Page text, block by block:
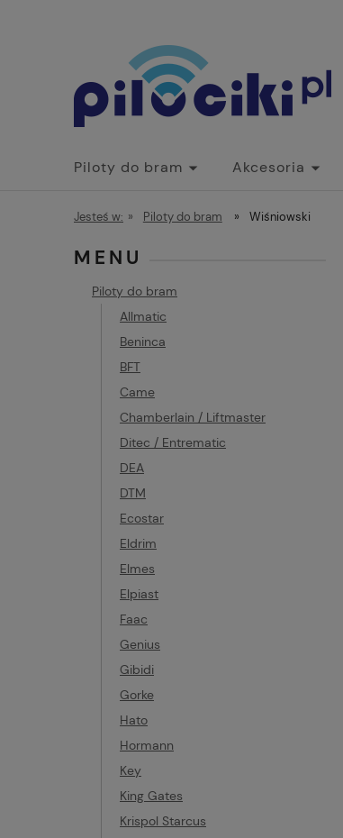
Piloty do bram Akcesoria
Jesteś w: » Piloty do bram » Wiśniowski
MENU
Piloty do bram
Allmatic
Beninca
BFT
Came
Chamberlain / Liftmaster
Ditec / Entrematic
DEA
DTM
Ecostar
Eldrim
Elmes
Elpiast
Faac
Genius
Gibidi
Gorke
Hato
Hormann
Key
King Gates
Krispol Starcus